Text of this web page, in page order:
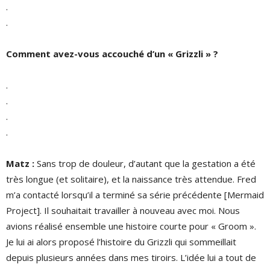
.
.
Comment avez-vous accouché d’un « Grizzli » ?
.
.
.
.
Matz : Sans trop de douleur, d’autant que la gestation a été
très longue (et solitaire), et la naissance très attendue. Fred
m’a contacté lorsqu’il a terminé sa série précédente [Mermaid
Project]. Il souhaitait travailler à nouveau avec moi. Nous
avions réalisé ensemble une histoire courte pour « Groom ».
Je lui ai alors proposé l’histoire du Grizzli qui sommeillait
depuis plusieurs années dans mes tiroirs. L’idée lui a tout de